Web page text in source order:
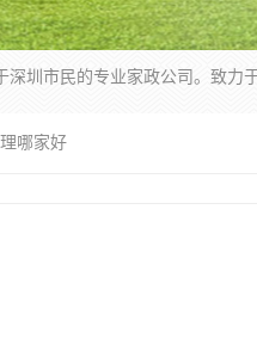
哪家好